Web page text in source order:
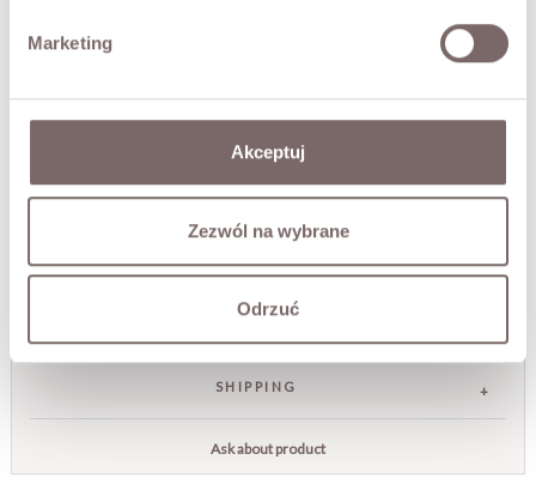
Marketing
Akceptuj
Zezwól na wybrane
Odrzuć
- Embroidered details
FABRIC / ADDITIONAL INFORMATION
RETURNS
SHIPPING
Ask about product